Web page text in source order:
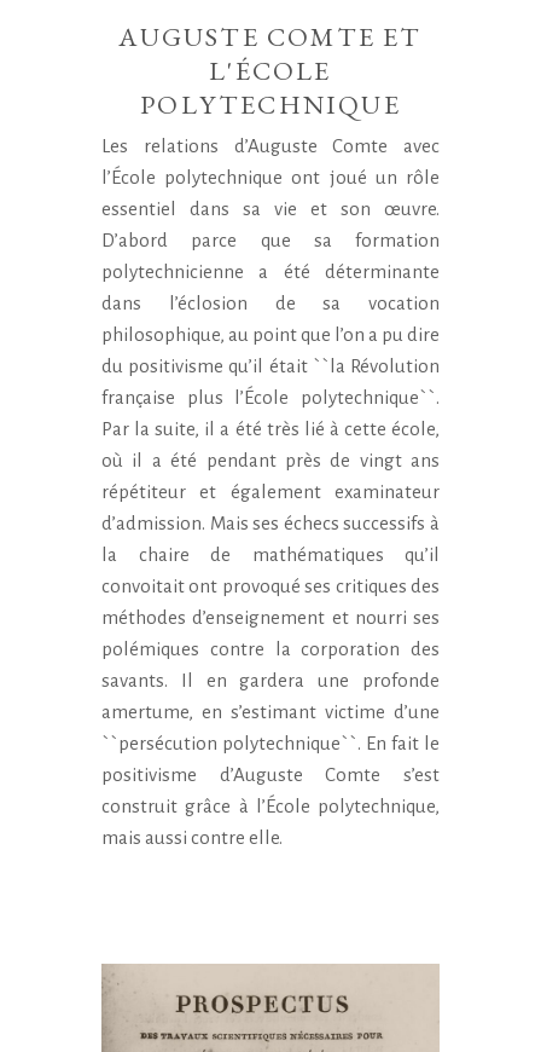
AUGUSTE COMTE ET
L'ÉCOLE
POLYTECHNIQUE
Les relations d’Auguste Comte avec
l’École polytechnique ont joué un rôle
essentiel dans sa vie et son œuvre.
D’abord parce que sa formation
polytechnicienne a été déterminante
dans l’éclosion de sa vocation
philosophique, au point que l’on a pu dire
du positivisme qu’il était ``la Révolution
française plus l’École polytechnique``.
Par la suite, il a été très lié à cette école,
où il a été pendant près de vingt ans
répétiteur et également examinateur
d’admission. Mais ses échecs successifs à
la chaire de mathématiques qu’il
convoitait ont provoqué ses critiques des
méthodes d’enseignement et nourri ses
polémiques contre la corporation des
savants. Il en gardera une profonde
amertume, en s’estimant victime d’une
``persécution polytechnique``. En fait le
positivisme d’Auguste Comte s’est
construit grâce à l’École polytechnique,
mais aussi contre elle.